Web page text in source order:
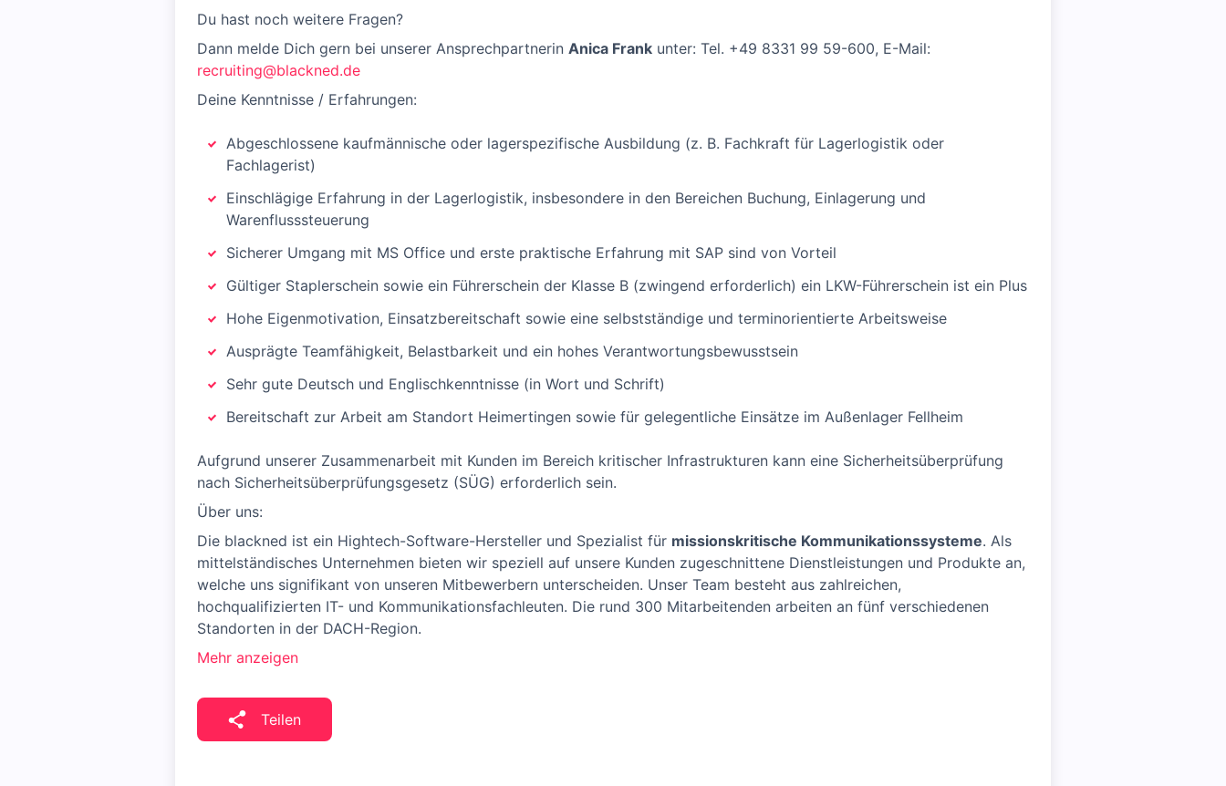
Du hast noch weitere Fragen?
Dann melde Dich gern bei unserer Ansprechpartnerin Anica Frank unter: Tel. +49 8331 99 59-600, E-Mail:
recruiting@blackned.de
Deine Kenntnisse / Erfahrungen:
Abgeschlossene kaufmännische oder lagerspezifische Ausbildung (z. B. Fachkraft für Lagerlogistik oder
Fachlagerist)
Einschlägige Erfahrung in der Lagerlogistik, insbesondere in den Bereichen Buchung, Einlagerung und
Warenflusssteuerung
Sicherer Umgang mit MS Office und erste praktische Erfahrung mit SAP sind von Vorteil
Gültiger Staplerschein sowie ein Führerschein der Klasse B (zwingend erforderlich) ein LKW-Führerschein ist ein Plus
Hohe Eigenmotivation, Einsatzbereitschaft sowie eine selbstständige und terminorientierte Arbeitsweise
Ausprägte Teamfähigkeit, Belastbarkeit und ein hohes Verantwortungsbewusstsein
Sehr gute Deutsch und Englischkenntnisse (in Wort und Schrift)
Bereitschaft zur Arbeit am Standort Heimertingen sowie für gelegentliche Einsätze im Außenlager Fellheim
Aufgrund unserer Zusammenarbeit mit Kunden im Bereich kritischer Infrastrukturen kann eine Sicherheitsüberprüfung
nach Sicherheitsüberprüfungsgesetz (SÜG) erforderlich sein.
Über uns:
Die blackned ist ein Hightech-Software-Hersteller und Spezialist für missionskritische Kommunikationssysteme. Als
mittelständisches Unternehmen bieten wir speziell auf unsere Kunden zugeschnittene Dienstleistungen und Produkte an,
welche uns signifikant von unseren Mitbewerbern unterscheiden. Unser Team besteht aus zahlreichen,
hochqualifizierten IT- und Kommunikationsfachleuten. Die rund 300 Mitarbeitenden arbeiten an fünf verschiedenen
Standorten in der DACH-Region.
Mehr anzeigen
Teilen